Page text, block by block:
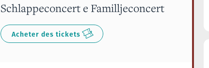
Schlappeconcert e Familljeconcert
Acheter des tickets